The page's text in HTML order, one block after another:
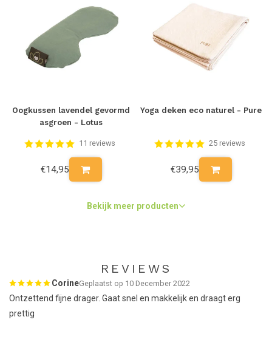
Oogkussen lavendel gevormd
asgroen - Lotus
11 reviews
€14,95
Yoga deken eco naturel - Pure
25 reviews
€39,95
Bekijk meer producten
REVIEWS
CorineGeplaatst op 10 December 2022
Ontzettend fijne drager. Gaat snel en makkelijk en draagt erg
prettig